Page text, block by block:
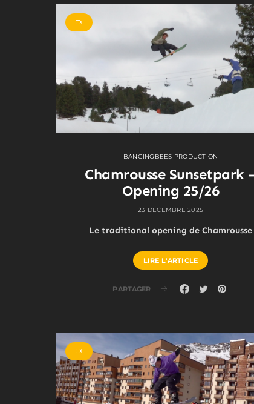
BANGINGBEES PRODUCTION
Chamrousse Sunsetpark
Opening 25/26
23 DÉCEMBRE 2025
Le traditional opening de Chamrousse
LIRE L'ARTICLE
PARTAGER